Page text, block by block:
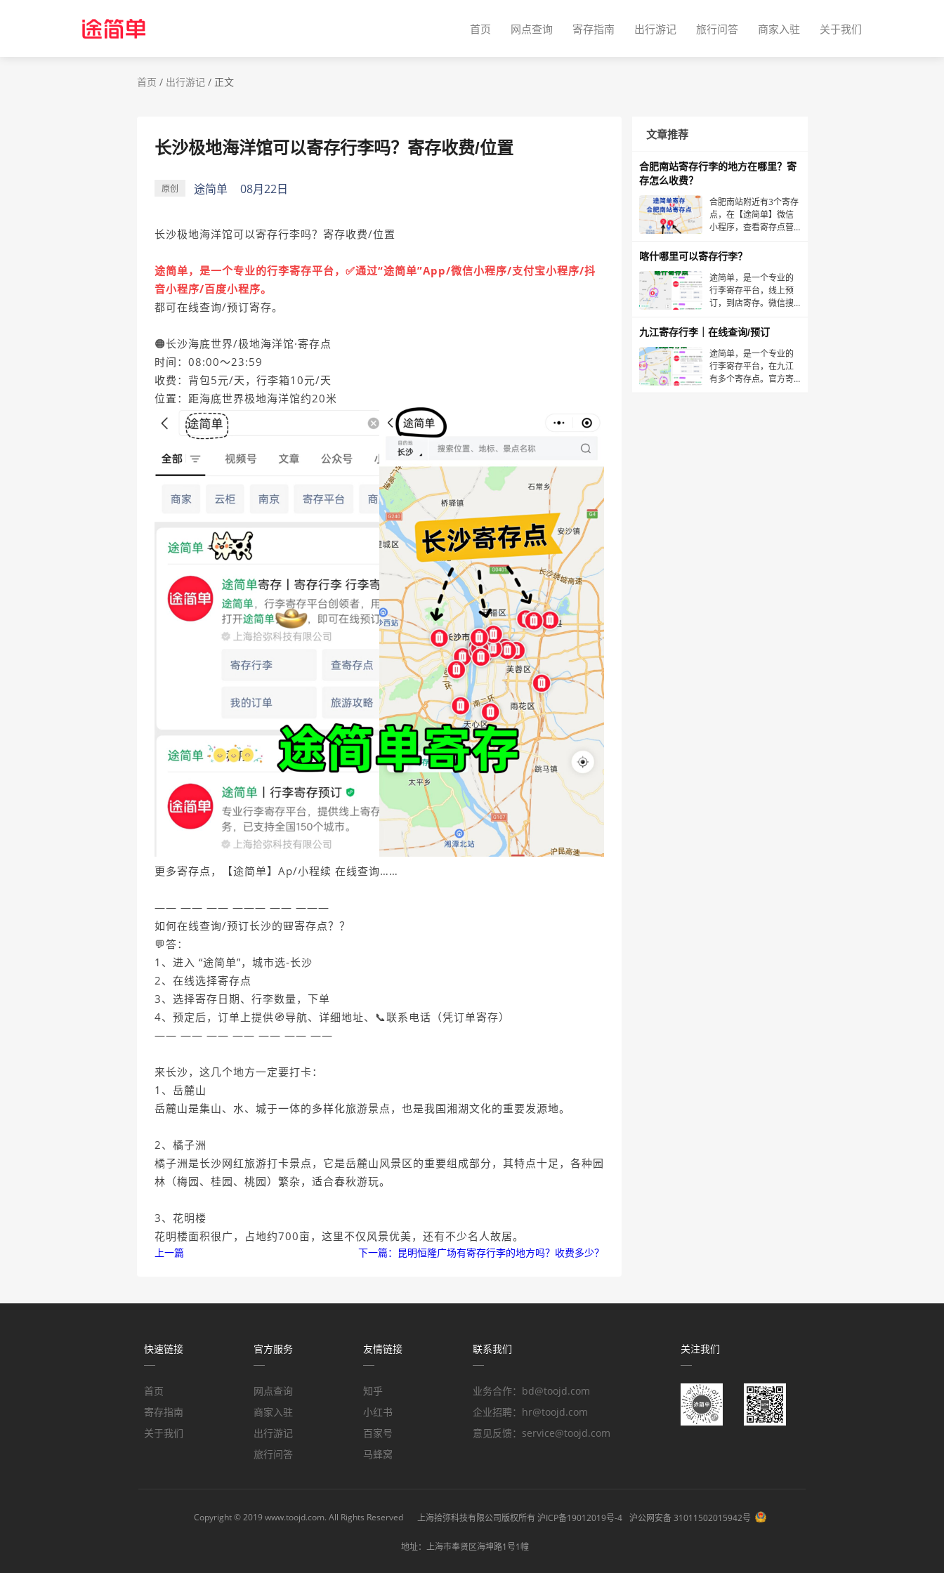
首页 网点查询 寄存指南 出行游记 旅行问答 商家入驻 关于我们
首页 / 出行游记 / 正文
长沙极地海洋馆可以寄存行李吗？寄存收费/位置
原创 途简单 08月22日
长沙极地海洋馆可以寄存行李吗？寄存收费/位置
途简单，是一个专业的行李寄存平台，✅通过“途简单”App/微信小程序/支付宝小程序/抖
音小程序/百度小程序。
都可在线查询/预订寄存。
🟠长沙海底世界/极地海洋馆·寄存点
时间：08:00～23:59
收费：背包5元/天，行李箱10元/天
位置：距海底世界极地海洋馆约20米
更多寄存点，【途简单】Ap/小程续 在线查询……
—— —— —— ——— —— ———
如何在线查询/预订长沙的🎒寄存点？？
💬答：
1、进入 “途简单”，城市选-长沙
2、在线选择寄存点
3、选择寄存日期、行李数量，下单
4、预定后，订单上提供🧭导航、详细地址、📞联系电话（凭订单寄存）
—— —— —— —— —— —— ——
来长沙，这几个地方一定要打卡：
1、岳麓山
岳麓山是集山、水、城于一体的多样化旅游景点，也是我国湘湖文化的重要发源地。
2、橘子洲
橘子洲是长沙网红旅游打卡景点，它是岳麓山风景区的重要组成部分，其特点十足，各种园
林（梅园、桂园、桃园）繁杂，适合春秋游玩。
3、花明楼
花明楼面积很广，占地约700亩，这里不仅风景优美，还有不少名人故居。
上一篇 下一篇：昆明恒隆广场有寄存行李的地方吗？收费多少？
文章推荐
合肥南站寄存行李的地方在哪里？寄
存怎么收费？
合肥南站附近有3个寄存
点，在【途简单】微信
小程序，查看寄存点营
等。途简单，是专业寄
存平台，一键查询和预
订寄存点。合肥南站，
在合肥包河区，也叫合
肥高铁南站。合肥南站
喀什哪里可以寄存行李？
途简单，是一个专业的
行李寄存平台，线上预
订，到店寄存。微信搜
简单”APP。在线查询/预
订寄存点🟠喀什火车站·
寄存点时间：11:00～
23:59收费：背包5元/
天，行李箱10元/天位
九江寄存行李｜在线查询/预订
途简单，是一个专业的
行李寄存平台，在九江
有多个寄存点。官方寄
快速链接
首页
寄存指南
关于我们
官方服务
网点查询
商家入驻
出行游记
旅行问答
友情链接
知乎
小红书
百家号
马蜂窝
联系我们
业务合作：bd@toojd.com
企业招聘：hr@toojd.com
意见反馈：service@toojd.com
关注我们
Copyright © 2019 www.toojd.com. All Rights Reserved 上海拾弥科技有限公司版权所有 沪ICP备19012019号-4 沪公网安备 31011502015942号
地址：上海市奉贤区海坤路1号1幢